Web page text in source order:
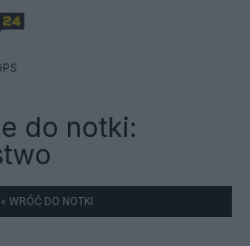
do notki:
« WRÓĆ DO NOTKI